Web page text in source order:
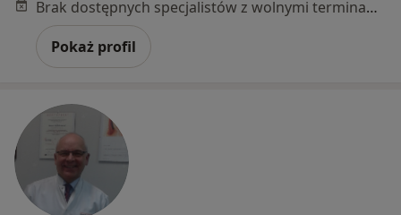
Brak dostępnych specjalistów z wolnymi terminami w tym centrum medycznym.
Pokaż profil